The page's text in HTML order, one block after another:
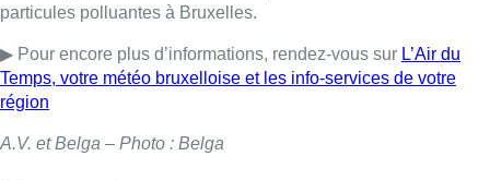
particules polluantes à Bruxelles.
▶ Pour encore plus d’informations, rendez-vous sur L’Air du
Temps, votre météo bruxelloise et les info-services de votre
région
A.V. et Belga – Photo : Belga